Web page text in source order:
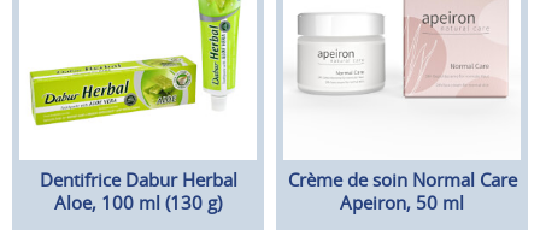
Dentifrice Dabur Herbal
Aloe, 100 ml (130 g)
Crème de soin Normal Care
Apeiron, 50 ml